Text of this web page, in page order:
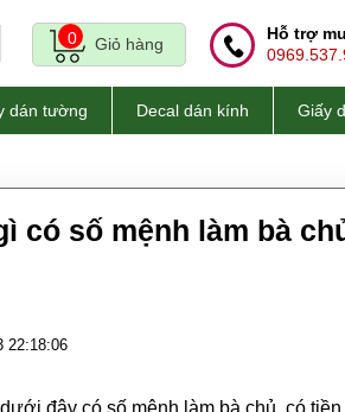
0 Giỏ hàng
Hỗ trợ
dán tường Decal dán kính Giấy
có số mệnh làm bà
22:18:06
đây có số mệnh làm bà chủ, có